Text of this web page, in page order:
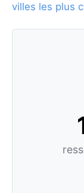
villes les plus